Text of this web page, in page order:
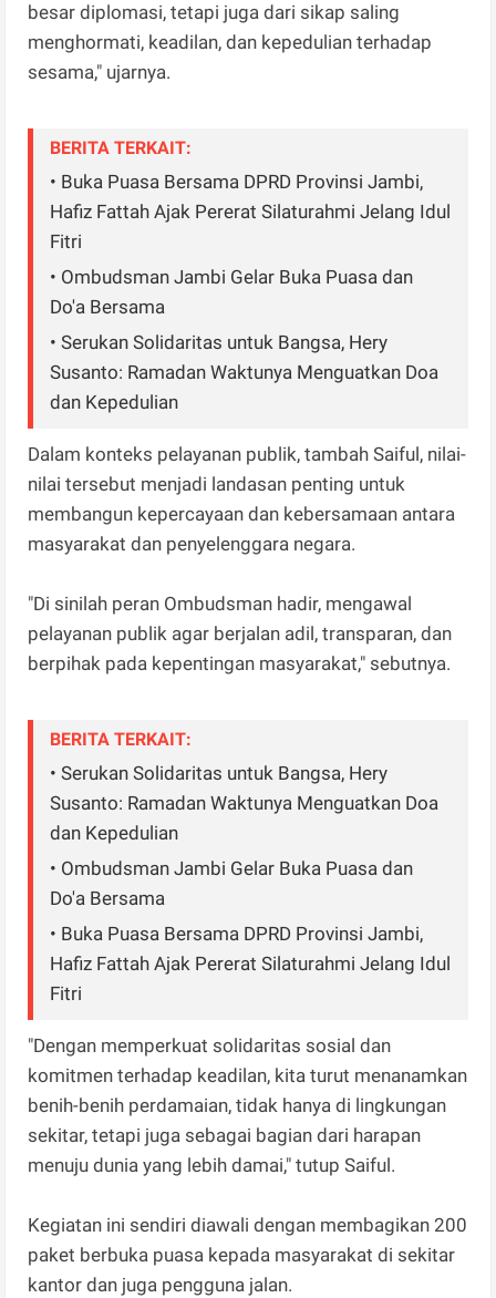
besar diplomasi, tetapi juga dari sikap saling
menghormati, keadilan, dan kepedulian terhadap
sesama," ujarnya.
BERITA TERKAIT:
• Buka Puasa Bersama DPRD Provinsi Jambi,
Hafiz Fattah Ajak Pererat Silaturahmi Jelang Idul
Fitri
• Ombudsman Jambi Gelar Buka Puasa dan
Do'a Bersama
• Serukan Solidaritas untuk Bangsa, Hery
Susanto: Ramadan Waktunya Menguatkan Doa
dan Kepedulian
Dalam konteks pelayanan publik, tambah Saiful, nilai-
nilai tersebut menjadi landasan penting untuk
membangun kepercayaan dan kebersamaan antara
masyarakat dan penyelenggara negara.
"Di sinilah peran Ombudsman hadir, mengawal
pelayanan publik agar berjalan adil, transparan, dan
berpihak pada kepentingan masyarakat," sebutnya.
BERITA TERKAIT:
• Serukan Solidaritas untuk Bangsa, Hery
Susanto: Ramadan Waktunya Menguatkan Doa
dan Kepedulian
• Ombudsman Jambi Gelar Buka Puasa dan
Do'a Bersama
• Buka Puasa Bersama DPRD Provinsi Jambi,
Hafiz Fattah Ajak Pererat Silaturahmi Jelang Idul
Fitri
"Dengan memperkuat solidaritas sosial dan
komitmen terhadap keadilan, kita turut menanamkan
benih-benih perdamaian, tidak hanya di lingkungan
sekitar, tetapi juga sebagai bagian dari harapan
menuju dunia yang lebih damai," tutup Saiful.
Kegiatan ini sendiri diawali dengan membagikan 200
paket berbuka puasa kepada masyarakat di sekitar
kantor dan juga pengguna jalan.